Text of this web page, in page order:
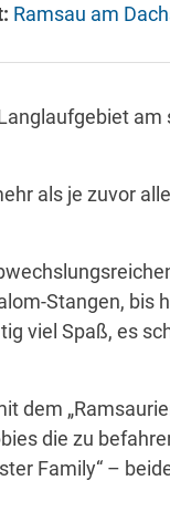
Ramsau am
als je zuvor
Stangen,
viel Spaß, es
dem
die zu
Family“ –